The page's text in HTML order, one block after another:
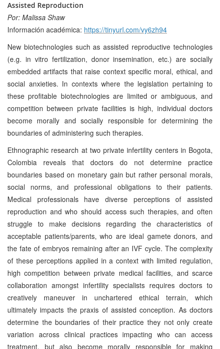
Assisted Reproduction
Por: Malissa Shaw
Información académica: https://tinyurl.com/vy6zh94
New biotechnologies such as assisted reproductive technologies
(e.g. in vitro fertilization, donor insemination, etc.) are socially
embedded artifacts that raise context specific moral, ethical, and
social anxieties. In contexts where the legislation pertaining to
these profitable biotechnologies are limited or ambiguous, and
competition between private facilities is high, individual doctors
become morally and socially responsible for determining the
boundaries of administering such therapies.
Ethnographic research at two private infertility centers in Bogota,
Colombia reveals that doctors do not determine practice
boundaries based on monetary gain but rather personal morals,
social norms, and professional obligations to their patients.
Medical professionals have diverse perceptions of assisted
reproduction and who should access such therapies, and often
struggle to make decisions regarding the characteristics of
acceptable patients/parents, who are ideal gamete donors, and
the fate of embryos remaining after an IVF cycle. The complexity
of these perceptions applied in a context with limited regulation,
high competition between private medical facilities, and scarce
collaboration amongst infertility specialists requires doctors to
creatively maneuver in unchartered ethical terrain, which
ultimately impacts the praxis of assisted conception. As doctors
determine the boundaries of their practice they not only create
variation across clinical practices impacting who can access
treatment, but also become morally responsible for making